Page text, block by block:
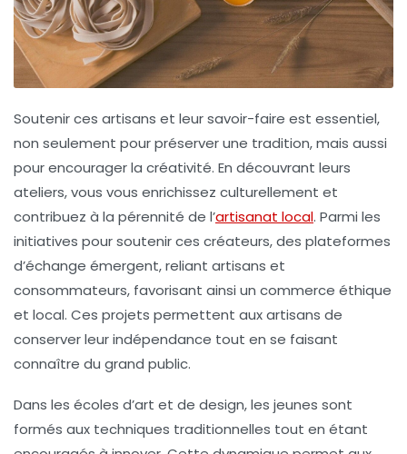
Soutenir ces artisans et leur savoir-faire est essentiel,
non seulement pour préserver une tradition, mais aussi
pour encourager la créativité. En découvrant leurs
ateliers, vous vous enrichissez culturellement et
contribuez à la pérennité de l’artisanat local. Parmi les
initiatives pour soutenir ces créateurs, des plateformes
d’échange émergent, reliant artisans et
consommateurs, favorisant ainsi un commerce éthique
et local. Ces projets permettent aux artisans de
conserver leur indépendance tout en se faisant
connaître du grand public.
Dans les écoles d’art et de design, les jeunes sont
formés aux techniques traditionnelles tout en étant